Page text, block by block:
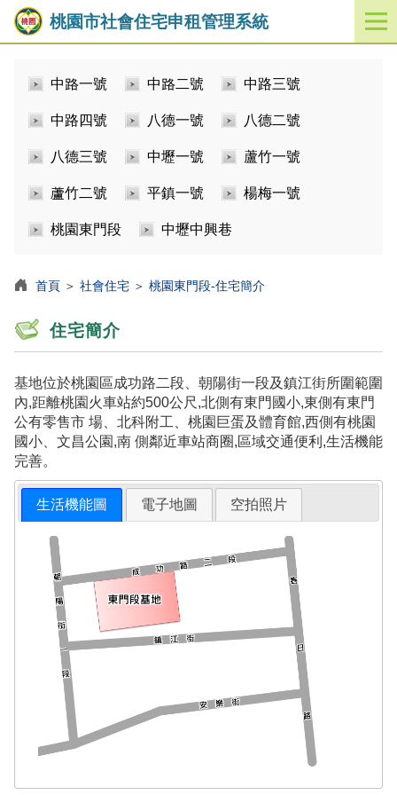
桃園市社會住宅申租管理系統
開
啟
中路一號 中路二號 中路三號
中路四號 八德一號 八德二號
八德三號 中壢一號 蘆竹一號
蘆竹二號 平鎮一號 楊梅一號
桃園東門段 中壢中興巷
首頁 ＞ 社會住宅 ＞ 桃園東門段-住宅簡介
住宅簡介
基地位於桃園區成功路二段、朝陽街一段及鎮江街所圍範圍
內,距離桃園火車站約500公尺,北側有東門國小,東側有東門
公有零售市 場、北科附工、桃園巨蛋及體育館,西側有桃園
國小、文昌公園,南 側鄰近車站商圈,區域交通便利,生活機能
完善。
生活機能圖 電子地圖 空拍照片